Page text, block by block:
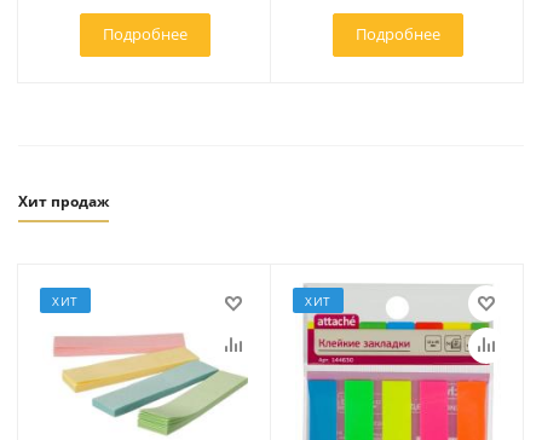
Подробнее Подробнее
Хит продаж
ХИТ ХИТ